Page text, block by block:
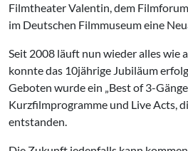
Filmtheater Valentin, dem
im Deutschen Filmmuseum eine
Seit 2008 läuft nun wieder alles wie
konnte das 10jährige Jubiläum
Geboten wurde ein „Best of 3-
Kurzfilmprogramme und Live Acts,
entstanden.